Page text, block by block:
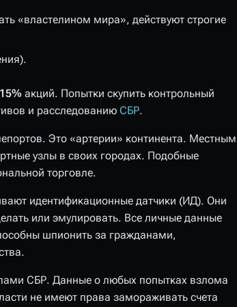
«властелином мира», действуют строгие
акций. Попытки скупить контрольный
и расследованию СБР.
Это «артерии» континента. Местным
узлы в своих городах. Подобные
торговле.
идентификационные датчики (ИД). Они
или эмулировать. Все личные данные
шпионить за гражданами,
СБР. Данные о любых попытках взлома
не имеют права замораживать счета